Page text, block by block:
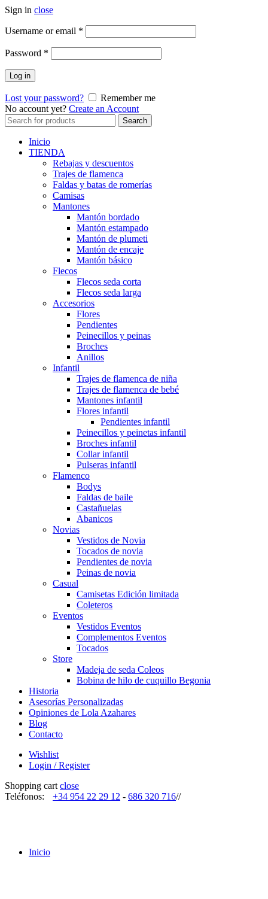
Sign in close
Username or email *
Password *
Log in
Lost your password?
Remember me
No account yet? Create an Account
Search
for:
Search
Inicio
TIENDA
Rebajas y descuentos
Trajes de flamenca
Faldas y batas de romerías
Camisas
Mantones
Mantón bordado
Mantón estampado
Mantón de plumeti
Mantón de encaje
Mantón básico
Flecos
Flecos seda corta
Flecos seda larga
Accesorios
Flores
Pendientes
Peinecillos y peinas
Broches
Anillos
Infantil
Trajes de flamenca de niña
Trajes de flamenca de bebé
Mantones infantil
Flores infantil
Pendientes infantil
Peinecillos y peinetas infantil
Broches infantil
Collar infantil
Pulseras infantil
Flamenco
Bodys
Faldas de baile
Castañuelas
Abanicos
Novias
Vestidos de Novia
Tocados de novia
Pendientes de novia
Peinas de novia
Casual
Camisetas Edición limitada
Coleteros
Eventos
Vestidos Eventos
Complementos Eventos
Tocados
Store
Madeja de seda Coleos
Bobina de hilo de cuquillo Begonia
Historia
Asesorías Personalizadas
Opiniones de Lola Azahares
Blog
Contacto
Wishlist
Login / Register
Shopping cart close
Teléfonos:
+34 954 22 29 12 - 686 320 716//
Inicio